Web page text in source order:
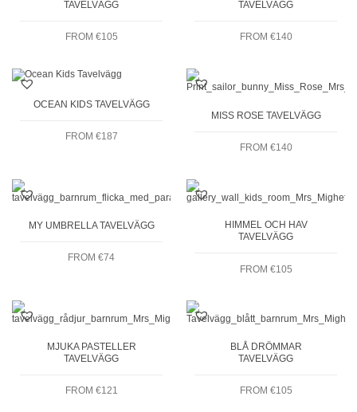
TAVELVÄGG
FROM €105
TAVELVÄGG
FROM €140
OCEAN KIDS TAVELVÄGG
FROM €187
MISS ROSE TAVELVÄGG
FROM €140
MY UMBRELLA TAVELVÄGG
FROM €74
HIMMEL OCH HAV
TAVELVÄGG
FROM €105
MJUKA PASTELLER
TAVELVÄGG
FROM €121
BLÅ DRÖMMAR
TAVELVÄGG
FROM €105